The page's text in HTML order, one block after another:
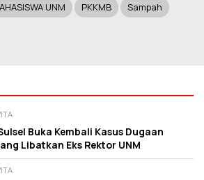
UNM PKKMB Sampah
Buka Kembali Kasus Dugaan
Libatkan Eks Rektor UNM